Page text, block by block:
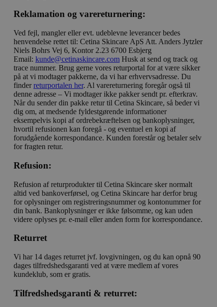
Reklamation og varereturnering:
Ved fejl, mangler eller evt. udeblevne leverancer bedes
henvendelse rettet til: Cetina Skincare ApS Att. Anders Jytzler
Niels Bohrs Vej 6, Kontor 2.23 6700 Esbjerg
Email: kunde@cetinaskincare.com Husk at send og track og
trace nummer. Brug gerne vores returportal for at være sikker
på at vi modtager pakkerne, da vi har erhvervsadresse. Du
finderreturportalen her. Al varereturnering foregår også til
denne adresse – Vi modtager ikke pakker sendt pr. efterkrav.
Når du sender din pakke retur til Cetina Skincare, så beder vi
dig om, at medsende fyldestgørende informationer
eksempelvis kopi af ordrebekræftelsen og bankoplysninger,
hvortil refusionen kan foregå - og eventuel en kopi af
forudgående korrespondance. Kunden forestår og betaler selv
for fragten retur.
Refusion:
Refusion af returprodukter til Cetina Skincare sker normalt
altid ved bankoverførsel, og Cetina Skincare har derfor brug
for oplysninger om registreringsnummer og kontonummer for
din bank. Bankoplysninger er ikke følsomme, og kan uden
videre oplyses pr. e-mail eller anden form for korrespondance.
Returret
Vi har 14 dages returret jvf. lovgivningen, og du kan opnå 90
dages tilfredshedsgaranti ved at være medlem af vores
kundeklub, som er gratis.
Tilfredshedsgaranti & returret: